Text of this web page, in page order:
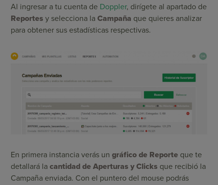
Al ingresar a tu cuenta de Doppler, dirígete al apartado de
Reportes y selecciona laCampaña que quieres analizar
para obtener sus estadísticas respectivas.
En primera instancia verás ungráfico de Reporte que te
detallará lacantidad de Aperturas y Clicks que recibió la
Campaña enviada. Con el puntero del mouse podrás